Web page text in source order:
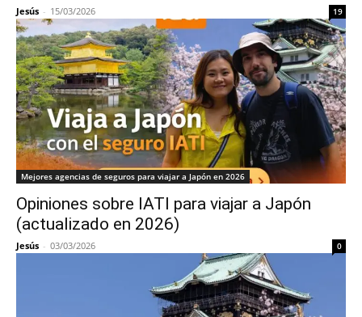
Jesús - 15/03/2026 19
Mejores agencias de seguros para viajar a Japón en 2026
Opiniones sobre IATI para viajar a Japón
(actualizado en 2026)
Jesús - 03/03/2026 0